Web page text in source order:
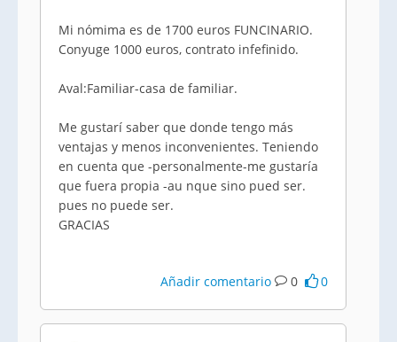
Mi nómima es de 1700 euros FUNCINARIO.
Conyuge 1000 euros, contrato infefinido.
Aval:Familiar-casa de familiar.
Me gustarí saber que donde tengo más
ventajas y menos inconvenientes. Teniendo
en cuenta que -personalmente-me gustaría
que fuera propia -au nque sino pued ser.
pues no puede ser.
GRACIAS
Añadir comentario 0 0